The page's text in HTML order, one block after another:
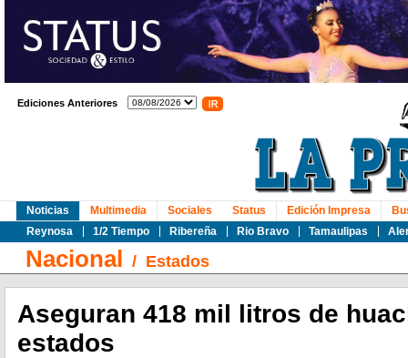
Ediciones Anteriores
Noticias
Reynosa
1/2 Tiempo Ribereña Rio Bravo Tamaulipas
Multimedia Sociales Status Edición Impresa
Nacional / Estados
Aseguran 418 mil litros de
estados